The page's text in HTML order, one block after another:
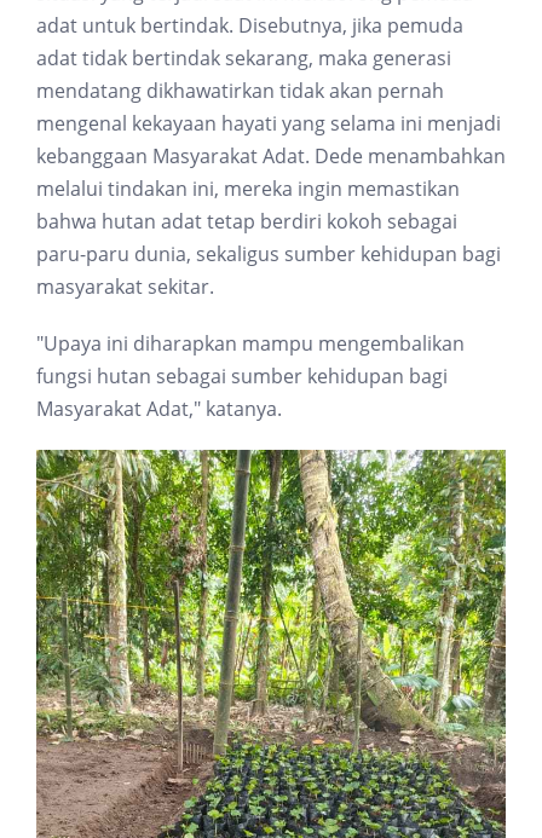
adat untuk bertindak. Disebutnya, jika pemuda
adat tidak bertindak sekarang, maka generasi
mendatang dikhawatirkan tidak akan pernah
mengenal kekayaan hayati yang selama ini menjadi
kebanggaan Masyarakat Adat. Dede menambahkan
melalui tindakan ini, mereka ingin memastikan
bahwa hutan adat tetap berdiri kokoh sebagai
paru-paru dunia, sekaligus sumber kehidupan bagi
masyarakat sekitar.
"Upaya ini diharapkan mampu mengembalikan
fungsi hutan sebagai sumber kehidupan bagi
Masyarakat Adat," katanya.